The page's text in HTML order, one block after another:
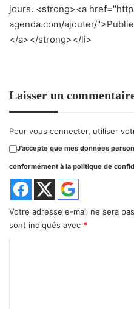
jours. <strong><a
agenda.com/ajouter/
</a></strong></li>
Laisser un
Pour vous connecter, utiliser
J'accepte que mes données
conformément à la politique de
Votre adresse e-mail ne sera
sont indiqués avec *